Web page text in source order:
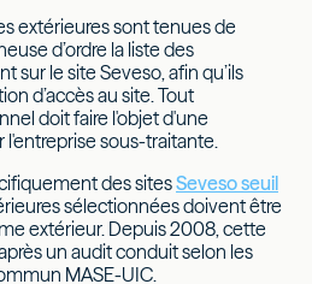
extérieures sont tenues de
d’ordre la liste des
sur le site Seveso, afin qu’ils
d’accès au site. Tout
doit faire l'objet d'une
sous-traitante.
des sitesSeveso seuil
sélectionnées doivent être
extérieur. Depuis 2008, cette
un audit conduit selon les
MASE-UIC.